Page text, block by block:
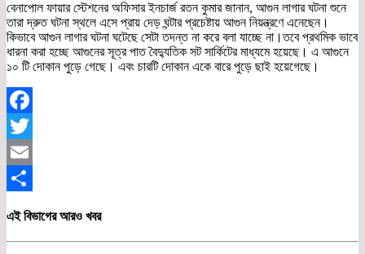
বেনাপোল ফায়ার স্টেশনের অফিসার ইনচার্জ রতন কুমার জানান, আগুন লাগার ঘটনা শুনে
তারা দ্রুত ঘটনা স্থলে এসে প্রায় দেড় ঘন্টার প্রচেষ্টায় আগুন নিয়ন্ত্রণে এনেছেন।
কিভাবে আগুন লাগার ঘটনা ঘটেছে সেটা তদন্ত না করে বলা যাচ্ছে না।তবে প্রথমিক ভাবে
ধারনা করা হচ্ছে আগুনের সূত্র পাত বৈদ্যুতিক সট সার্কিটের মাধ্যমে হয়েছে। এ আগুনে
১০ টি দোকান পুড়ে গেছে। এবং চারটি দোকান একে বারে পুড়ে ছাই হয়েগেছে।
Facebook
Twitter
Email
এই বিভাগের আরও খবর